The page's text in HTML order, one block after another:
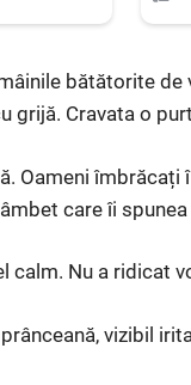
bătătorite
grijă. Cravata o
Oameni îmbrăcați
care îi spunea
calm. Nu a
vizibil